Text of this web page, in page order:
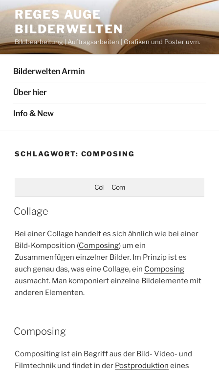
Inhalt
springen
REGES AUGE
BILDERWELTEN
Bildbearbeitung | Auftragsarbeiten | Grafiken und Poster uvm.
Bilderwelten Armin
Über hier
Info & New
SCHLAGWORT: COMPOSING
Col Com
Collage
Bei einer Collage handelt es sich ähnlich wie bei einer
Bild-Komposition (Composing) um ein
Zusammenfügen einzelner Bilder. Im Prinzip ist es
auch genau das, was eine Collage, ein Composing
ausmacht. Man komponiert einzelne Bildelemente mit
anderen Elementen.
Composing
Compositing ist ein Begriff aus der Bild- Video- und
Filmtechnik und findet in der Postproduktion eines